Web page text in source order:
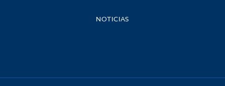
NOTICIAS